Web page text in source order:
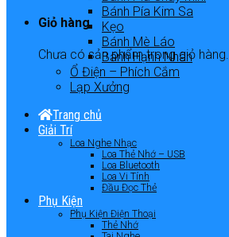
Giỏ hàng
Chưa có sản phẩm trong giỏ hàng.
Bánh Pía Kim Sa
Kẹo
Bánh Mè Láo
Bánh Hạnh Nhân
Ổ Điện – Phích Cắm
Lạp Xưởng
Trang chủ
Giải Trí
Loa Nghe Nhạc
Loa Thẻ Nhớ – USB
Loa Bluetooth
Loa Vi Tính
Đầu Đọc Thẻ
Phụ Kiện
Phụ Kiện Điện Thoại
Thẻ Nhớ